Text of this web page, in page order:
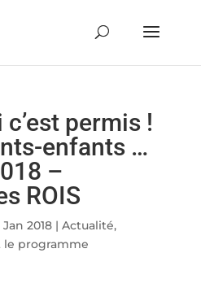
permis !
enfants …
–
ROIS
Jan 2018| Actualité,
le programme